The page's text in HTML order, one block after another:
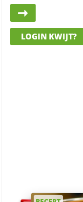
LOGIN KWIJT?